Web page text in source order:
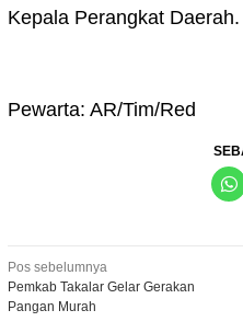
Kepala Perangkat Daerah.
Pewarta: AR/Tim/Red
Navigasi
pos
Pos sebelumnya
Pemkab Takalar Gelar Gerakan
Pangan Murah